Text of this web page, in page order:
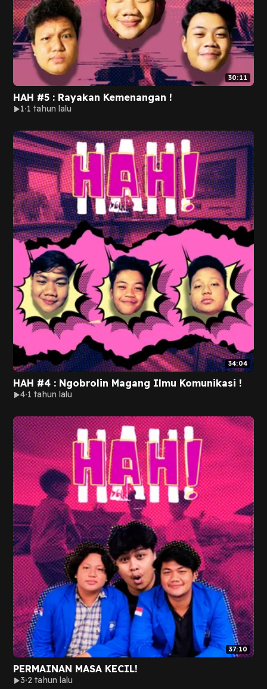
30:11
HAH #5 : Rayakan Kemenangan !
1 1 tahun lalu
34:04
HAH #4 : Ngobrolin Magang Ilmu Komunikasi !
4 1 tahun lalu
37:10
PERMAINAN MASA KECIL!
3 2 tahun lalu